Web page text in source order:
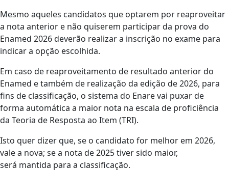
Mesmo aqueles candidatos que optarem por reaproveitar
a nota anterior e não quiserem participar da prova do
Enamed 2026 deverão realizar a inscrição no exame para
indicar a opção escolhida.
Em caso de reaproveitamento de resultado anterior do
Enamed e também de realização da edição de 2026, para
fins de classificação, o sistema do Enare vai puxar de
forma automática a maior nota na escala de proficiência
da Teoria de Resposta ao Item (TRI).
Isto quer dizer que, se o candidato for melhor em 2026,
vale a nova; se a nota de 2025 tiver sido maior,
será mantida para a classificação.